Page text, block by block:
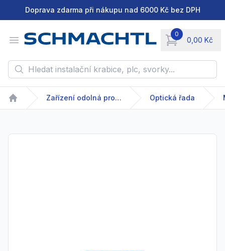
Doprava zdarma při nákupu nad 6000 Kč bez DPH
Open menu
0
0,00 Kč
items in cart,
Hledat instalační krabice, plc, svorky...
Home
Zařízení odolná proti výbuchu Optická řada